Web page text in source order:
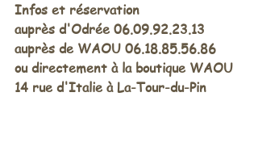
Infos et réservation
auprès d'Odrée 06.09.92.23.13
auprès de WAOU 06.18.85.56.86
ou directement à la boutique WAOU
14 rue d'Italie à La-Tour-du-Pin